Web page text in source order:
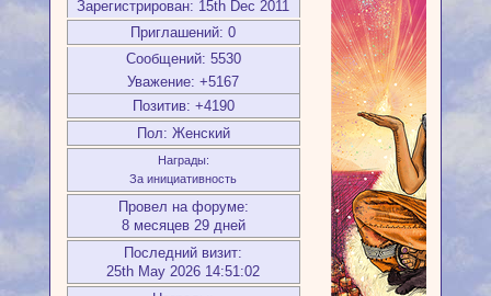
Зарегистрирован: 15th Dec 2011
Приглашений: 0
Сообщений: 5530
Уважение: +5167
Позитив: +4190
Пол: Женский
Награды:
За инициативность
Провел на форуме:
8 месяцев 29 дней
Последний визит:
25th May 2026 14:51:02